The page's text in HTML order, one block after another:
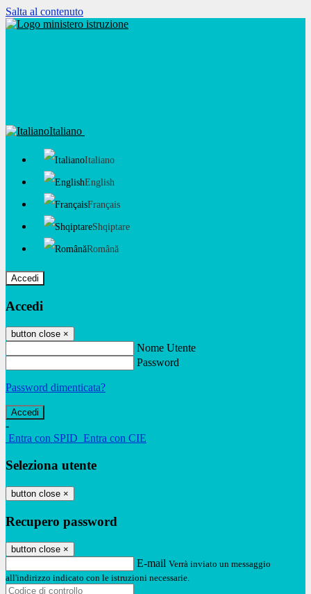
Salta al contenuto
Italiano
Italiano
English
Français
Shqiptare
Română
Accedi
Accedi
button close ×
Nome Utente
Password
Password dimenticata?
-
Entra con SPID Entra con CIE
Seleziona utente
button close ×
Recupero password
button close ×
E-mail Verrà inviato un messaggio
all'indirizzo indicato con le istruzioni necessarie.